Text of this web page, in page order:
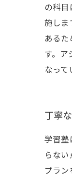
の科目
施しま
ある
す。ア
なって
丁寧
学習塾
らな
プラン